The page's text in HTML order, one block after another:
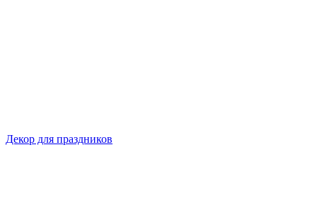
Декор для праздников